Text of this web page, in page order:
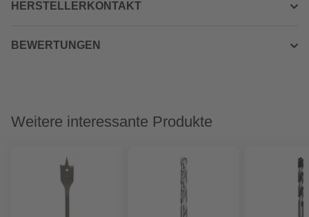
HERSTELLERKONTAKT
BEWERTUNGEN
Weitere interessante Produkte